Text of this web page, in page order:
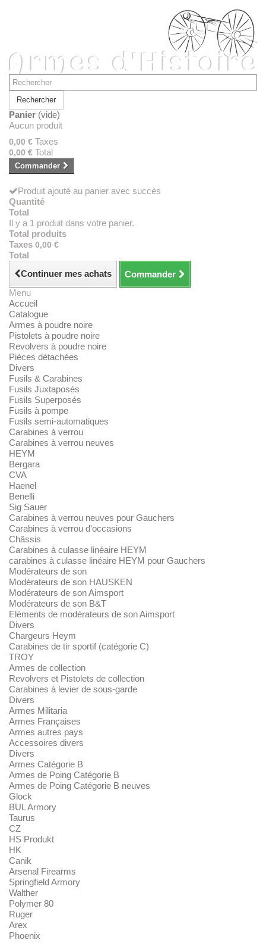
Rechercher
Panier (vide)
Aucun produit
0,00 € Taxes
0,00 € Total
Commander
Produit ajouté au panier avec succès
Quantité
Total
Il y a 1 produit dans votre panier.
Total produits
Taxes 0,00 €
Total
Continuer mes achats
Commander
Menu
Accueil
Catalogue
Armes à poudre noire
Pistolets à poudre noire
Revolvers à poudre noire
Pièces détachées
Divers
Fusils & Carabines
Fusils Juxtaposés
Fusils Superposés
Fusils à pompe
Fusils semi-automatiques
Carabines à verrou
Carabines à verrou neuves
HEYM
Bergara
CVA
Haenel
Benelli
Sig Sauer
Carabines à verrou neuves pour Gauchers
Carabines à verrou d'occasions
Châssis
Carabines à culasse linéaire HEYM
carabines à culasse linéaire HEYM pour Gauchers
Modérateurs de son
Modérateurs de son HAUSKEN
Modérateurs de son Aimsport
Modérateurs de son B&T
Eléments de modérateurs de son Aimsport
Divers
Chargeurs Heym
Carabines de tir sportif (catégorie C)
TROY
Armes de collection
Revolvers et Pistolets de collection
Carabines à levier de sous-garde
Divers
Armes Militaria
Armes Françaises
Armes autres pays
Accessoires divers
Divers
Armes Catégorie B
Armes de Poing Catégorie B
Armes de Poing Catégorie B neuves
Glock
BUL Armory
Taurus
CZ
HS Produkt
HK
Canik
Arsenal Firearms
Springfield Armory
Walther
Polymer 80
Ruger
Arex
Phoenix